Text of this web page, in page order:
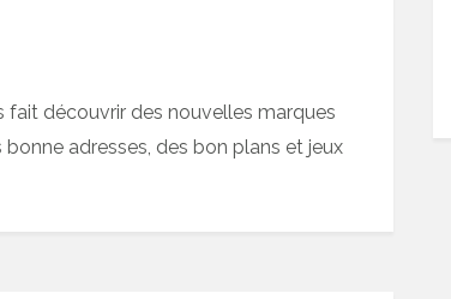
fait découvrir des nouvelles marques
adresses, des bon plans et jeux